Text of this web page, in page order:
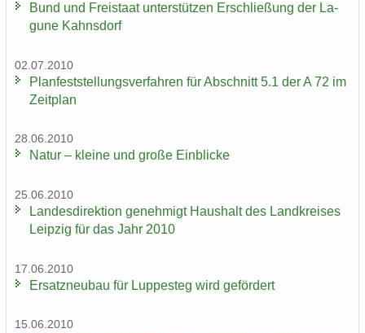
Bund und Frei­staat un­ter­stüt­zen Er­schlie­ßung der La­
gu­ne Kahns­dorf
02.07.2010
Plan­fest­stel­lungs­ver­fah­ren für Ab­schnitt 5.1 der A 72 im
Zeit­plan
28.06.2010
Natur – klei­ne und große Ein­bli­cke
25.06.2010
Lan­des­di­rek­ti­on ge­neh­migt Haus­halt des Land­krei­ses
Leip­zig für das Jahr 2010
17.06.2010
Er­satz­neu­bau für Lup­pe­steg wird ge­för­dert
15.06.2010